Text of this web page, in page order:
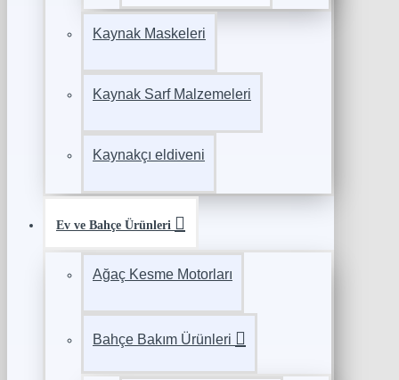
Kaynak Maskeleri
Kaynak Sarf Malzemeleri
Kaynakçı eldiveni
Ev ve Bahçe Ürünleri
Ağaç Kesme Motorları
Bahçe Bakım Ürünleri